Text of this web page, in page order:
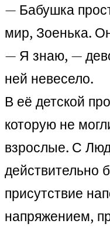
— Бабушка
мир, Зоенька.
— Я знаю, —
ней невесело.
В её детской
которую не
взрослые. С
действительно
присутствие
напряжением,